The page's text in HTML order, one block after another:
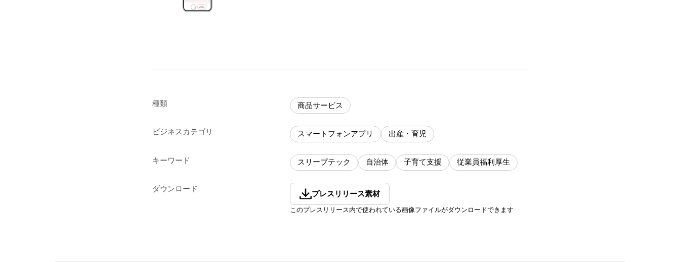
種類 商品サービス
ビジネスカテゴリ スマートフォンアプリ 出産・育児
キーワード スリープテック 自治体 子育て支援 従業員福利厚生
ダウンロード
プレスリリース素材
このプレスリリース内で使われている画像ファイルがダウンロードできます